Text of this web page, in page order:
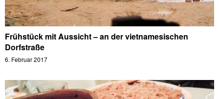
Frühstück mit Aussicht – an der vietnamesischen
Dorfstraße
6. Februar 2017